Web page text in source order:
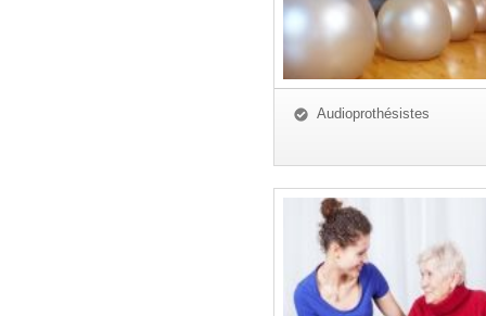
Audioprothésistes